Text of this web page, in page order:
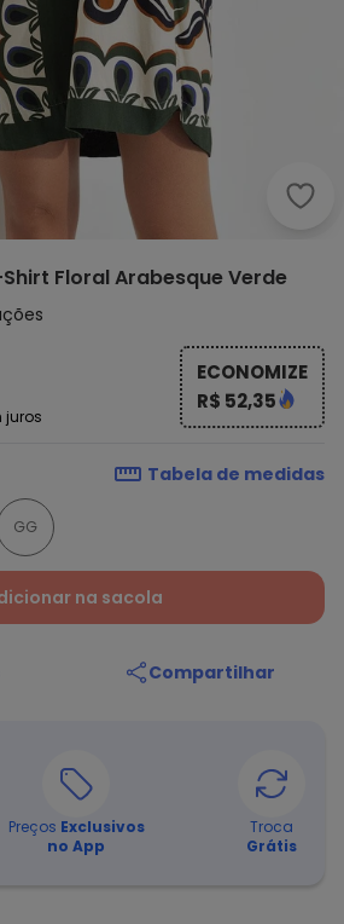
Floral Arabesque Verde
juros
ECONOMIZE
R$ 52,35
Tabela de medidas
GG
na sacola
Compartilhar
Preços Exclusivos
no App
Troca
Grátis